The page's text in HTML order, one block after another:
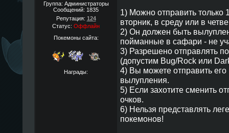
Группа: Администраторы
Сообщений: 1835
Репутация: 124
Статус: Оффлайн
Покемоны сайта:
Награды:
1) Можно отправить только
вторник, в среду или в
2) Он должен быть
пойманные в сафари - не
3) Разрешено отправлять
(допустим Bug/Rock или
4) Вы можете отправить его
вылупления.
5) Если захотите сменить
очков.
6) Нельзя представлять
покемонов!